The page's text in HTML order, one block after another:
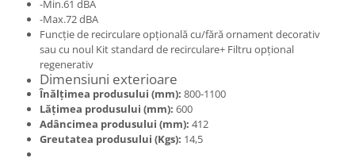
-Min.61 dBA
-Max.72 dBA
Funcție de recirculare opțională cu/fără ornament decorativ
sau cu noul Kit standard de recirculare+ Filtru opțional
regenerativ
Dimensiuni exterioare
Înălțimea produsului (mm): 800-1100
Lățimea produsului (mm): 600
Adâncimea produsului (mm): 412
Greutatea produsului (Kgs): 14,5